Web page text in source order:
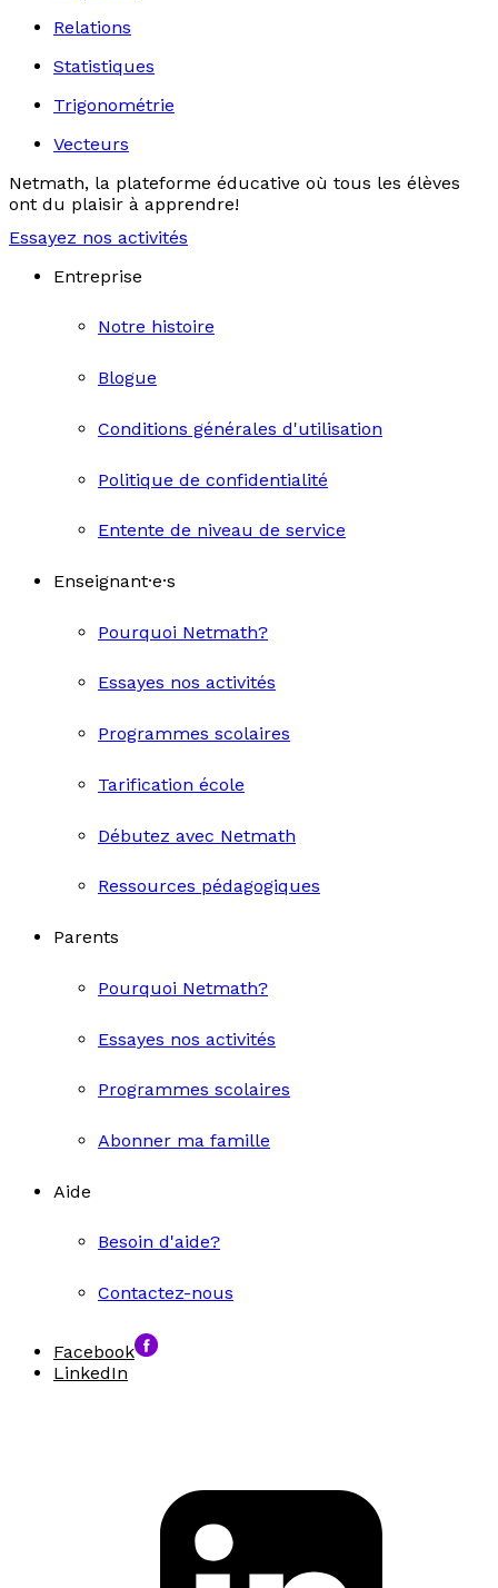
Relations
Statistiques
Trigonométrie
Vecteurs
Netmath, la plateforme éducative où tous les élèves
ont du plaisir à apprendre!
Essayez nos activités
Entreprise
Notre histoire
Blogue
Conditions générales d'utilisation
Politique de confidentialité
Entente de niveau de service
Enseignant·e·s
Pourquoi Netmath?
Essayes nos activités
Programmes scolaires
Tarification école
Débutez avec Netmath
Ressources pédagogiques
Parents
Pourquoi Netmath?
Essayes nos activités
Programmes scolaires
Abonner ma famille
Aide
Besoin d'aide?
Contactez-nous
Facebook
LinkedIn